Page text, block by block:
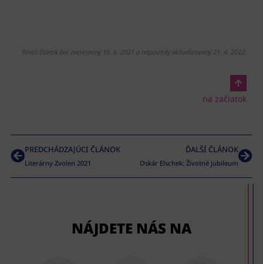
Tento článok bol zverejnený 10. 6. 2021 a naposledy aktualizovaný 21. 4. 2022.
na začiatok
PREDCHÁDZAJÚCI ČLÁNOK
Literárny Zvolen 2021
ĎALŠÍ ČLÁNOK
Oskár Elschek: Životné jubileum
NÁJDETE NÁS NA